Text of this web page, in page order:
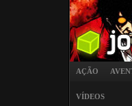
AÇÃO
VÍDEOS